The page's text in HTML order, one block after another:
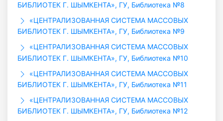
БИБЛИОТЕК Г. ШЫМКЕНТА», ГУ, Библиотека №8
«ЦЕНТРАЛИЗОВАННАЯ СИСТЕМА МАССОВЫХ
БИБЛИОТЕК Г. ШЫМКЕНТА», ГУ, Библиотека №9
«ЦЕНТРАЛИЗОВАННАЯ СИСТЕМА МАССОВЫХ
БИБЛИОТЕК Г. ШЫМКЕНТА», ГУ, Библиотека №10
«ЦЕНТРАЛИЗОВАННАЯ СИСТЕМА МАССОВЫХ
БИБЛИОТЕК Г. ШЫМКЕНТА», ГУ, Библиотека №11
«ЦЕНТРАЛИЗОВАННАЯ СИСТЕМА МАССОВЫХ
БИБЛИОТЕК Г. ШЫМКЕНТА», ГУ, Библиотека №12